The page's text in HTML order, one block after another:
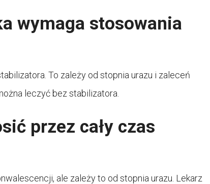
wymaga stosowania
To zależy od stopnia urazu i zaleceń
leczyć bez stabilizatora.
przez cały czas
ale zależy to od stopnia urazu. Lekarz